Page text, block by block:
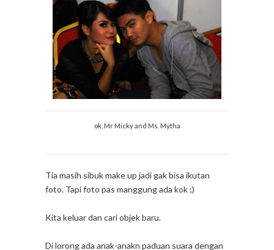
ok, Mr Micky and Ms. Mytha
Tia masih sibuk make up jadi gak bisa ikutan
foto. Tapi foto pas manggung ada kok ;)
Kita keluar dan cari objek baru.
Di lorong ada anak-anakn paduan suara dengan